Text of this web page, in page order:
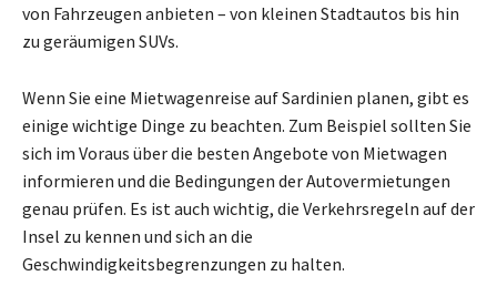
von Fahrzeugen anbieten – von kleinen Stadtautos bis hin
zu geräumigen SUVs.
Wenn Sie eine Mietwagenreise auf Sardinien planen, gibt es
einige wichtige Dinge zu beachten. Zum Beispiel sollten Sie
sich im Voraus über die besten Angebote von Mietwagen
informieren und die Bedingungen der Autovermietungen
genau prüfen. Es ist auch wichtig, die Verkehrsregeln auf der
Insel zu kennen und sich an die
Geschwindigkeitsbegrenzungen zu halten.